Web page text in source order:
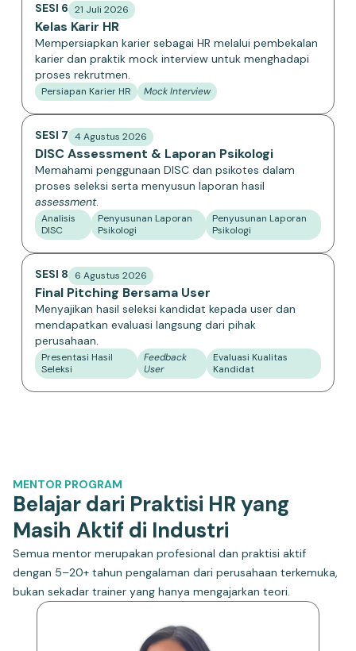
SESI 6 21 Juli 2026
Kelas Karir HR
Mempersiapkan karier sebagai HR melalui pembekalan
karier dan praktik mock interview untuk menghadapi
proses rekrutmen.
Persiapan Karier HR Mock Interview
SESI 7 4 Agustus 2026
DISC Assessment & Laporan Psikologi
Memahami penggunaan DISC dan psikotes dalam
proses seleksi serta menyusun laporan hasil
assessment.
Analisis
DISC
Penyusunan Laporan
Psikologi
Penyusunan Laporan
Psikologi
SESI 8 6 Agustus 2026
Final Pitching Bersama User
Menyajikan hasil seleksi kandidat kepada user dan
mendapatkan evaluasi langsung dari pihak
perusahaan.
Presentasi Hasil
Seleksi
Feedback
User
Evaluasi Kualitas
Kandidat
MENTOR PROGRAM
Belajar dari Praktisi HR yang
Masih Aktif di Industri
Semua mentor merupakan profesional dan praktisi aktif
dengan 5–20+ tahun pengalaman dari perusahaan terkemuka,
bukan sekadar trainer yang hanya mengajarkan teori.